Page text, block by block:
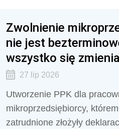
Zwolnienie
nie jest
wszystko się
27 lip 2026
Utworzenie PPK dla
mikroprzedsiębiorcy,
zatrudnione złożyły